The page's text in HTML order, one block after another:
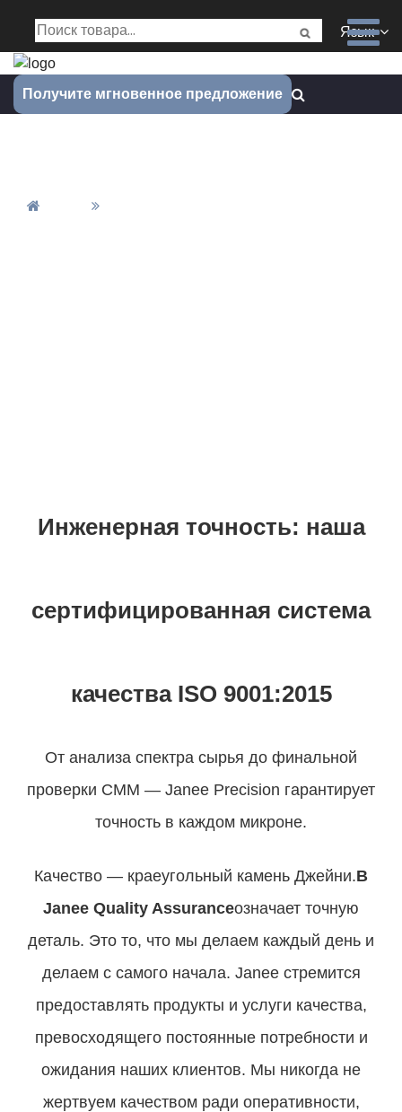
Язык
Получите мгновенное предложение
Инженерная точность: наша
сертифицированная система
качества ISO 9001:2015
От анализа спектра сырья до финальной
проверки CMM — Janee Precision гарантирует
точность в каждом микроне.
Качество — краеугольный камень Джейни.В
Janee Quality Assuranceозначает точную
деталь. Это то, что мы делаем каждый день и
делаем с самого начала. Janee стремится
предоставлять продукты и услуги качества,
превосходящего постоянные потребности и
ожидания наших клиентов. Мы никогда не
жертвуем качеством ради оперативности,